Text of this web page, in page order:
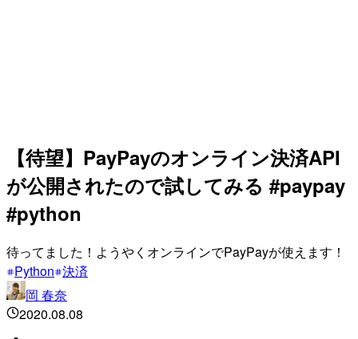
【待望】PayPayのオンライン決済API
が公開されたので試してみる #paypay
#python
待ってました！ようやくオンラインでPayPayが使えます！
Python 決済
岡 春奈
2020.08.08